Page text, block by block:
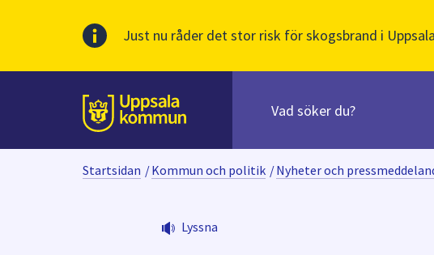
Just nu råder det stor risk för skogsbrand i
Till sidans
huvudinnehåll
innehåll
När
Startsidan /Kommun och politik /Nyheter och
Lyssna